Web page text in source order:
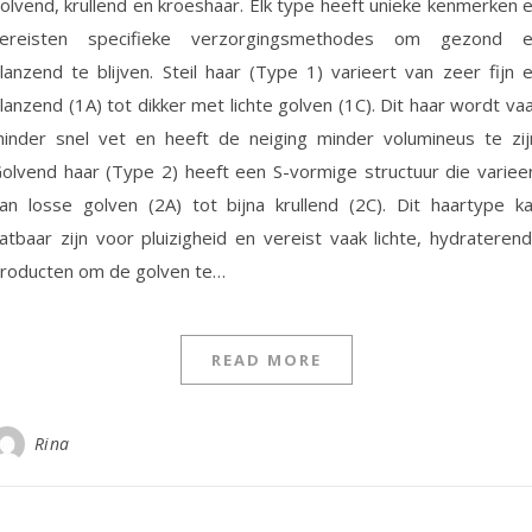
krullend en kroeshaar. Elk type heeft unieke kenmerken
specifieke verzorgingsmethodes om gezond
te blijven. Steil haar (Type 1) varieert van zeer fijn
(1A) tot dikker met lichte golven (1C). Dit haar wordt
snel vet en heeft de neiging minder volumineus te
haar (Type 2) heeft een S-vormige structuur die
losse golven (2A) tot bijna krullend (2C). Dit haartype
zijn voor pluizigheid en vereist vaak lichte,
om de golven te…
READ MORE
Rina